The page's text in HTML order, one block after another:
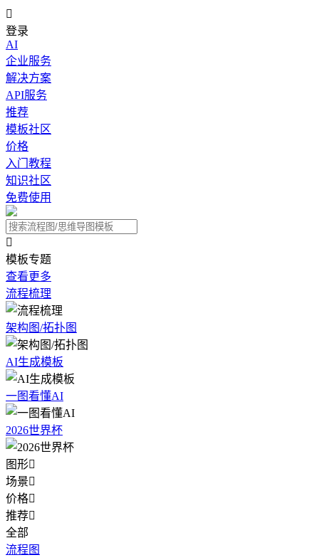

登录
AI
企业服务
解决方案
API服务
推荐
模板社区
价格
入门教程
知识社区
免费使用

模板专题
查看更多
流程梳理
架构图/拓扑图
AI生成模板
一图看懂AI
2026世界杯
图形
场景
价格
推荐
全部
流程图